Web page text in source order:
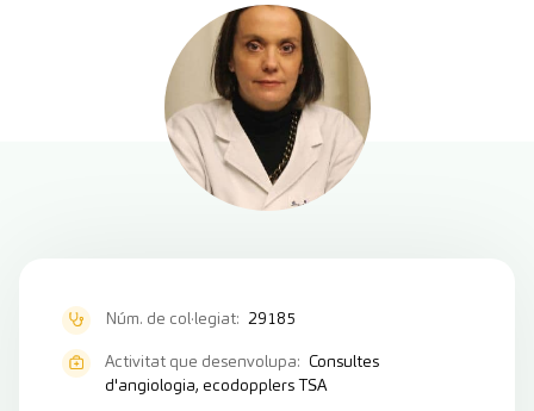
Núm. de col·legiat: 29185
Activitat que desenvolupa: Consultes
d'angiologia, ecodopplers TSA